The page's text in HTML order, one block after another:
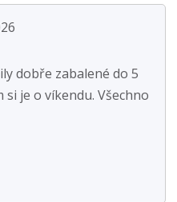
dobře zabalené do 5
si je o víkendu. Všechno